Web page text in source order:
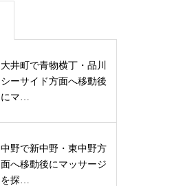
大井町で青物横丁・品川
シーサイド方面へ移動後
にマ…
中野で新中野・東中野方
面へ移動後にマッサージ
を探…